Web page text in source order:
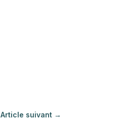
Article suivant →